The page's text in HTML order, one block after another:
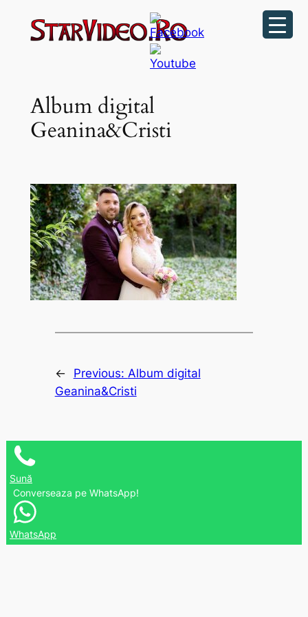
Album digital
Geanina&Cristi
← Previous: Album digital
Geanina&Cristi
Sună
Converseaza pe WhatsApp!
WhatsApp